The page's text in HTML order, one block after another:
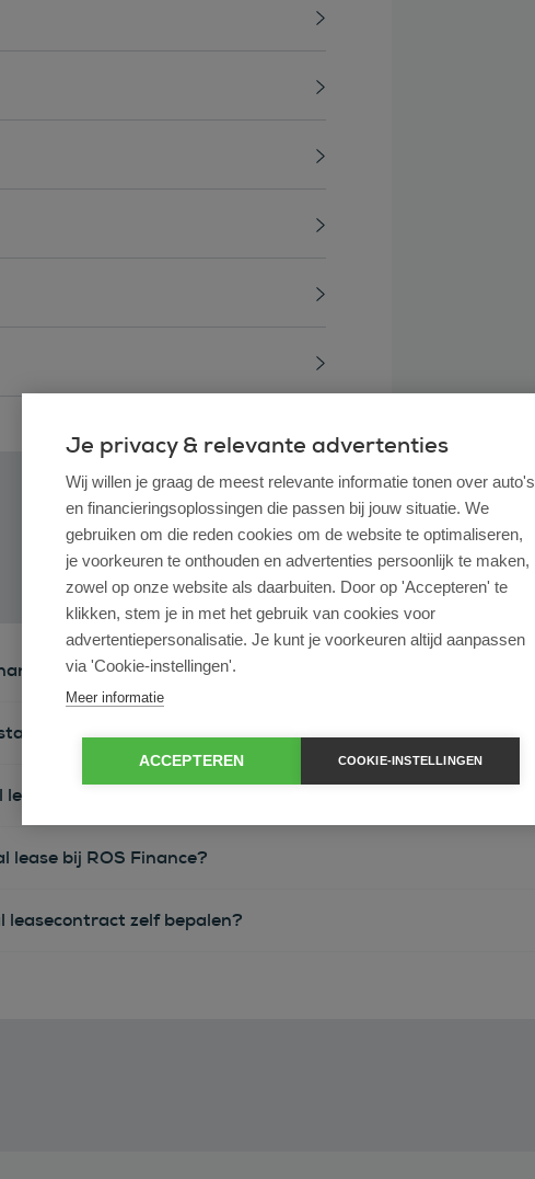
lease?
ondernemer?
en operational lease?
lease bij ROS Finance?
leasecontract zelf bepalen?
Je privacy & relevante advertenties
Wij willen je graag de meest relevante informatie tonen over auto's
en financieringsoplossingen die passen bij jouw situatie. We
gebruiken om die reden cookies om de website te optimaliseren,
je voorkeuren te onthouden en advertenties persoonlijk te maken,
zowel op onze website als daarbuiten. Door op 'Accepteren' te
klikken, stem je in met het gebruik van cookies voor
advertentiepersonalisatie. Je kunt je voorkeuren altijd aanpassen
via 'Cookie-instellingen'.
Meer informatie
ACCEPTEREN COOKIE-INSTELLINGEN